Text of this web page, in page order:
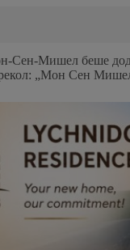
Мишел беше
„Мон Сен Мишел